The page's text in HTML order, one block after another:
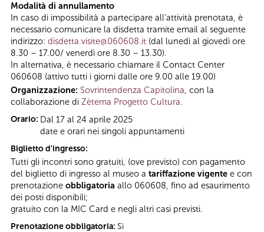
Modalità di annullamento
In caso di impossibilità a partecipare all’attività prenotata, è
necessario comunicare la disdetta tramite email al seguente
indirizzo: disdetta.visite@060608.it (dal lunedì al giovedì ore
8.30 – 17.00/ venerdì ore 8.30 – 13.30).
In alternativa, è necessario chiamare il Contact Center
060608 (attivo tutti i giorni dalle ore 9.00 alle 19.00)
Organizzazione: Sovrintendenza Capitolina, con la
collaborazione di Zètema Progetto Cultura.
Orario: Dal 17 al 24 aprile 2025
date e orari nei singoli appuntamenti
Biglietto d'ingresso:
Tutti gli incontri sono gratuiti, (ove previsto) con pagamento
del biglietto di ingresso al museo a tariffazione vigente e con
prenotazione obbligatoria allo 060608, fino ad esaurimento
dei posti disponibili;
gratuito con la MIC Card e negli altri casi previsti.
Prenotazione obbligatoria: Sì